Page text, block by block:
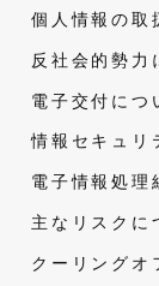
個人情報の取
反社会的勢力
電子交付につ
情報セキュリ
電子情報処理
主なリスクに
クーリングオ